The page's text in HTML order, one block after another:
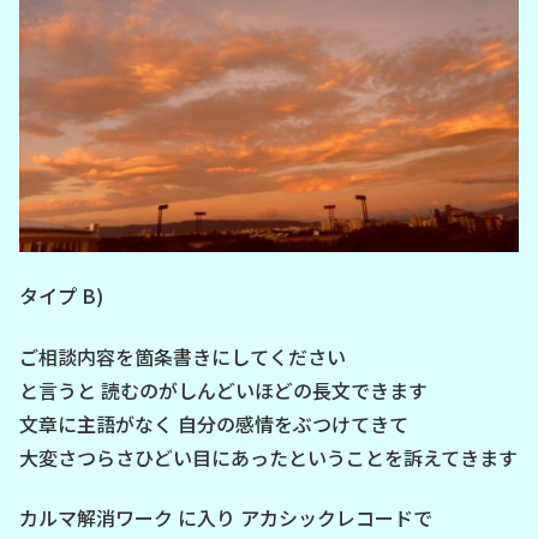
タイプ B)
ご相談内容を箇条書きにしてください
と言うと 読むのがしんどいほどの長文できます
文章に主語がなく 自分の感情をぶつけてきて
大変さつらさひどい目にあったということを訴えてきます
カルマ解消ワーク に入り アカシックレコードで